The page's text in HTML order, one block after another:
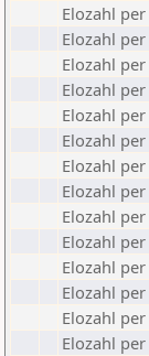
Elozahl
Elozahl
Elozahl
Elozahl
Elozahl
Elozahl
Elozahl
Elozahl
Elozahl
Elozahl
Elozahl
Elozahl
Elozahl
Elozahl